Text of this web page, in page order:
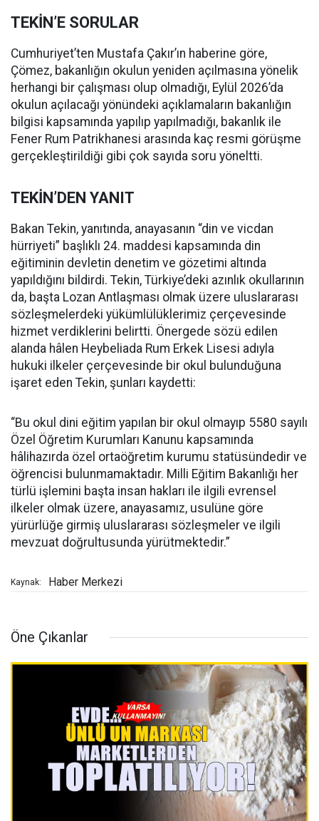
TEKİN’E SORULAR
Cumhuriyet’ten Mustafa Çakır’ın haberine göre,
Çömez, bakanlığın okulun yeniden açılmasına yönelik
herhangi bir çalışması olup olmadığı, Eylül 2026’da
okulun açılacağı yönündeki açıklamaların bakanlığın
bilgisi kapsamında yapılıp yapılmadığı, bakanlık ile
Fener Rum Patrikhanesi arasında kaç resmi görüşme
gerçekleştirildiği gibi çok sayıda soru yöneltti.
TEKİN’DEN YANIT
Bakan Tekin, yanıtında, anayasanın “din ve vicdan
hürriyeti” başlıklı 24. maddesi kapsamında din
eğitiminin devletin denetim ve gözetimi altında
yapıldığını bildirdi. Tekin, Türkiye’deki azınlık okullarının
da, başta Lozan Antlaşması olmak üzere uluslararası
sözleşmelerdeki yükümlülüklerimiz çerçevesinde
hizmet verdiklerini belirtti. Önergede sözü edilen
alanda hâlen Heybeliada Rum Erkek Lisesi adıyla
hukuki ilkeler çerçevesinde bir okul bulunduğuna
işaret eden Tekin, şunları kaydetti:
“Bu okul dini eğitim yapılan bir okul olmayıp 5580 sayılı
Özel Öğretim Kurumları Kanunu kapsamında
hâlihazırda özel ortaöğretim kurumu statüsündedir ve
öğrencisi bulunmamaktadır. Milli Eğitim Bakanlığı her
türlü işlemini başta insan hakları ile ilgili evrensel
ilkeler olmak üzere, anayasamız, usulüne göre
yürürlüğe girmiş uluslararası sözleşmeler ve ilgili
mevzuat doğrultusunda yürütmektedir.”
Kaynak: Haber Merkezi
Öne Çıkanlar